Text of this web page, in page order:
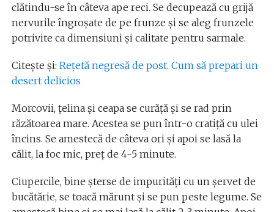
clătindu-se în câteva ape reci. Se decupează cu grijă
nervurile îngroșate de pe frunze și se aleg frunzele
potrivite ca dimensiuni și calitate pentru sarmale.
Citește și: Rețetă negresă de post. Cum să prepari un
desert delicios
Morcovii, țelina și ceapa se curăță și se rad prin
răzătoarea mare. Acestea se pun într-o cratiță cu ulei
încins. Se amestecă de câteva ori și apoi se lasă la
călit, la foc mic, preț de 4-5 minute.
Ciupercile, bine șterse de impurități cu un șervet de
bucătărie, se toacă mărunt și se pun peste legume. Se